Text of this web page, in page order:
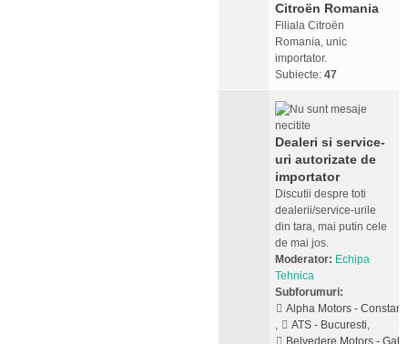
Citroën Romania
Filiala Citroën
Romania, unic
importator.
Subiecte: 47
Dealeri si service-
uri autorizate de
importator
Discutii despre toti
dealerii/service-urile
din tara, mai putin cele
de mai jos.
Moderator: Echipa
Tehnica
Subforumuri:
Alpha Motors -
,
ATS - Bucuresti,